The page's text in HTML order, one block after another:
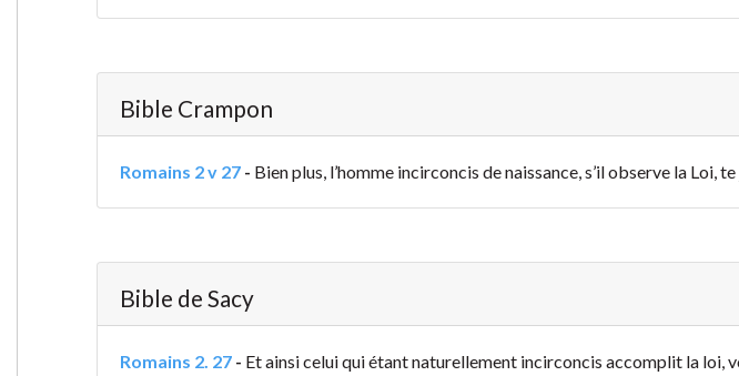
Bible Crampon
Romains 2 v 27- Bien plus, l’homme incirconcis de naissance, s’il observe la Loi,
Bible de Sacy
Romains 2. 27- Et ainsi celui qui étant naturellement incirconcis accomplit la loi,